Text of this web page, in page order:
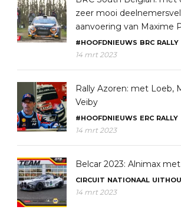
zeer mooi
aanvoering van Maxime
#HOOFDNIEUWS BRC RALLY
14 mrt 2023
Rally Azoren: met Loeb,
Veiby
#HOOFDNIEUWS ERC RALLY
14 mrt 2023
Belcar 2023: Alnimax
CIRCUIT NATIONAAL
14 mrt 2023